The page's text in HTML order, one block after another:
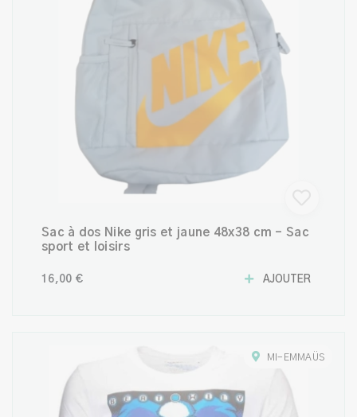
Sac à dos Nike gris et jaune 48x38 cm – Sac
sport et loisirs
16,00 € AJOUTER
MI-EMMAÜS